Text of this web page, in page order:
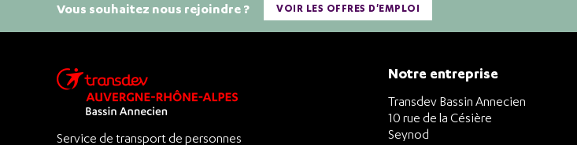
Vous souhaitez nous rejoindre ? VOIR LES OFFRES D'EMPLOI
Service de transport de personnes
Notre entreprise
Transdev Bassin Annecien
10 rue de la Césière
Seynod